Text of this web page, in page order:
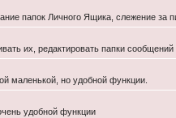
папок Личного Ящика, слежение за
их, редактировать папки
маленькой, но удобной функции.
удобной функции